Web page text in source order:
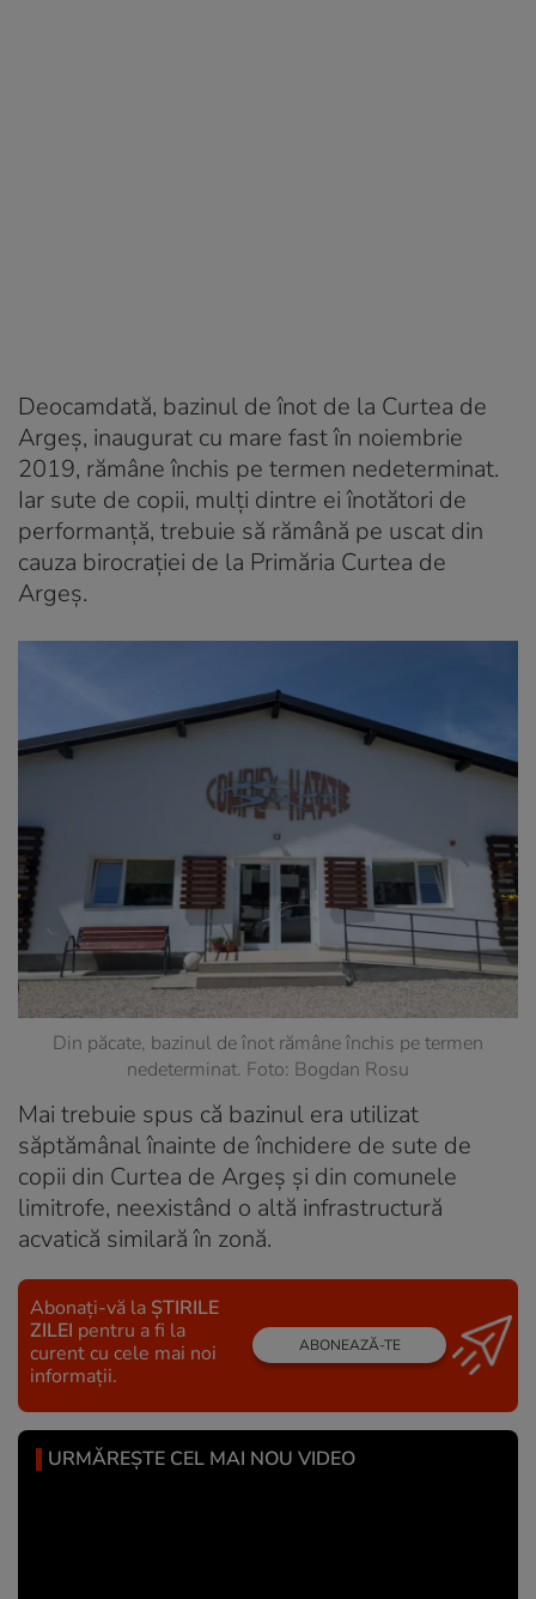
Deocamdată, bazinul de înot de la Curtea de
Argeș, inaugurat cu mare fast în noiembrie
2019, rămâne închis pe termen nedeterminat.
Iar sute de copii, mulți dintre ei înotători de
performanță, trebuie să rămână pe uscat din
cauza birocrației de la Primăria Curtea de
Argeș.
Din păcate, bazinul de înot rămâne închis pe termen
nedeterminat. Foto: Bogdan Rosu
Mai trebuie spus că bazinul era utilizat
săptămânal înainte de închidere de sute de
copii din Curtea de Argeș și din comunele
limitrofe, neexistând o altă infrastructură
acvatică similară în zonă.
Abonați-vă la ȘTIRILE
ZILEI pentru a fi la
curent cu cele mai noi
informații.
ABONEAZĂ-TE
URMĂREȘTE CEL MAI NOU VIDEO